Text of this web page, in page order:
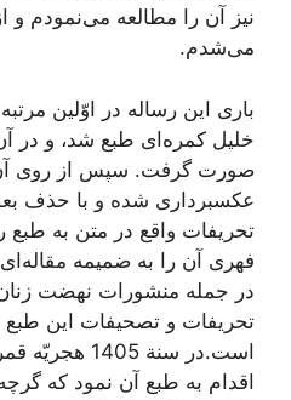
نيز آن را مطالعه می‌‏نمودم و
می‌‏شدم.
بارى اين رساله در اوّلين
خليل كمره‌‏اى طبع شد، و در
صورت گرفت. سپس از روى
عكس‏بردارى شده و با حذف
تحريفات واقع در متن به طبع
فهرى آن را به ضميمه
در جمله منشورات نهضت
تحريفات و تصحيفات اين طبع
است.در سنة
اقدام به طبع آن نمود كه